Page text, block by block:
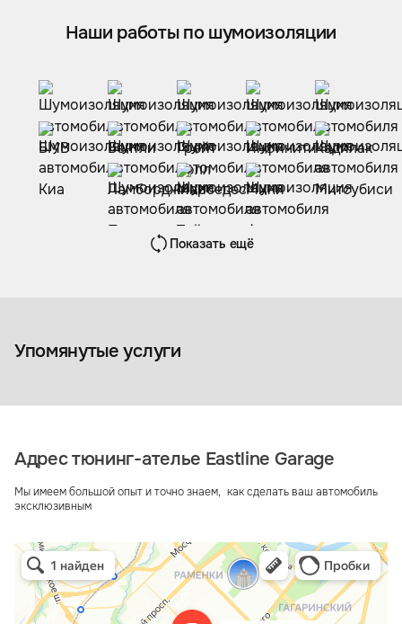
Наши работы по шумоизоляции
Показать ещё
Упомянутые услуги
Шумоизоляция автомобиля
Адрес тюнинг-ателье Eastline Garage
Мы имеем большой опыт и точно знаем, как сделать ваш автомобиль
эксклюзивным